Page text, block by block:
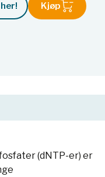
Kjøp
(dNTP-er) er